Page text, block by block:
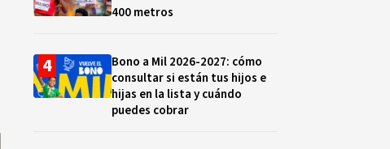
400 metros
Bono a Mil 2026-2027: cómo
consultar si están tus hijos e
hijas en la lista y cuándo
puedes cobrar